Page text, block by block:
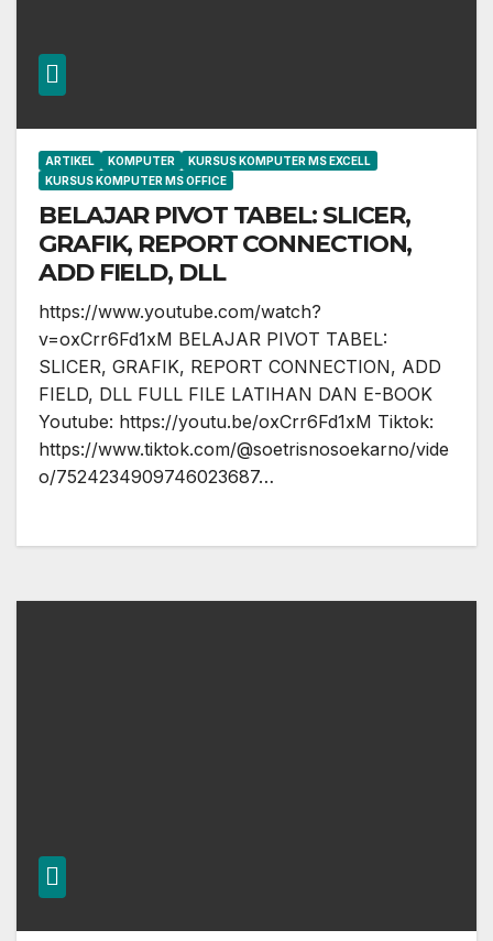
ARTIKEL KOMPUTER
KURSUS KOMPUTER MS EXCELL
KURSUS KOMPUTER MS OFFICE
BELAJAR PIVOT TABEL: SLICER,
GRAFIK, REPORT CONNECTION,
ADD FIELD, DLL
https://www.youtube.com/watch?
v=oxCrr6Fd1xM BELAJAR PIVOT TABEL:
SLICER, GRAFIK, REPORT CONNECTION, ADD
FIELD, DLL FULL FILE LATIHAN DAN E-BOOK
Youtube: https://youtu.be/oxCrr6Fd1xM Tiktok:
https://www.tiktok.com/@soetrisnosoekarno/vide
o/7524234909746023687…